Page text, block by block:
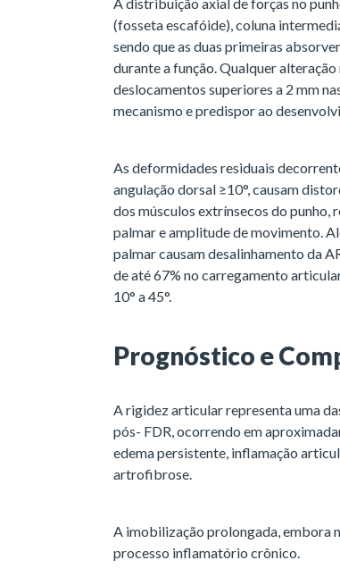
(fosseta escafóide), coluna
sendo que as duas primeiras
durante a função. Qualquer
deslocamentos superiores a 2 mm
mecanismo e predispor ao
As deformidades residuais
angulação dorsal ≥10°, causam
dos músculos extrínsecos do
palmar e amplitude de movimento.
palmar causam desalinhamento da
de até 67% no carregamento
10° a 45°.
Prognóstico e
A rigidez articular representa uma
pós- FDR, ocorrendo em
edema persistente, inflamação
artrofibrose.
A imobilização prolongada, embora
processo inflamatório crônico.